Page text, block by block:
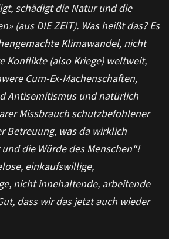
schädigt die Natur und die
(aus DIE ZEIT). Was heißt das? Es
Klimawandel, nicht
Konflikte (also Kriege) weltweit,
Cum-Ex-Machenschaften,
Antisemitismus und natürlich
Missbrauch schutzbefohlener
Betreuung, was da wirklich
die Würde des Menschen“!
einkaufswillige,
nicht innehaltende, arbeitende
dass wir das jetzt auch wieder